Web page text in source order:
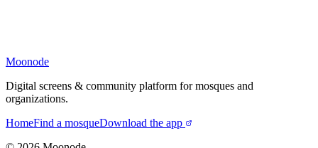
Moonode
Digital screens & community platform for mosques and
organizations.
HomeFind a mosqueDownload the app